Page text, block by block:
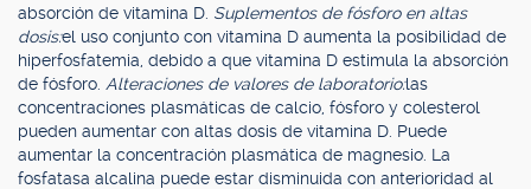
absorción de vitamina D. Suplementos de fósforo en altas
dosis:el uso conjunto con vitamina D aumenta la posibilidad de
hiperfosfatemia, debido a que vitamina D estimula la absorción
de fósforo. Alteraciones de valores de laboratorio:las
concentraciones plasmáticas de calcio, fósforo y colesterol
pueden aumentar con altas dosis de vitamina D. Puede
aumentar la concentración plasmática de magnesio. La
fosfatasa alcalina puede estar disminuida con anterioridad al